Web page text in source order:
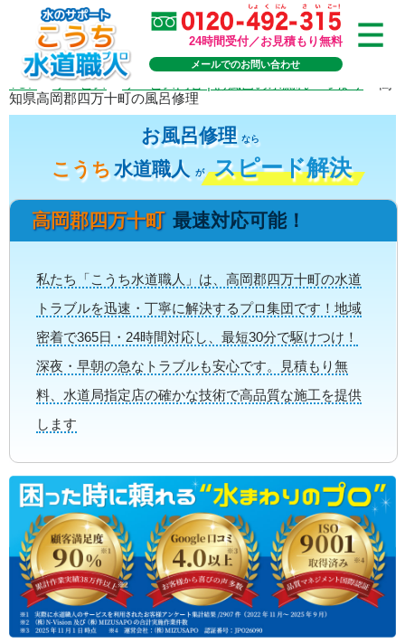
24時間受付／お見積もり無料
メールでのお問い合わせ
TOP>サービス> サービス内容 | お風呂の水漏れ・つまり
知県高岡郡四万十町の風呂修理
お風呂修理 なら
こうち水道職人 が スピード解決
高岡郡四万十町 最速対応可能！
私たち「こうち水道職人」は、高岡郡四万十町の水道
トラブルを迅速・丁寧に解決するプロ集団です！地域
密着で365日・24時間対応し、最短30分で駆けつけ！
深夜・早朝の急なトラブルも安心です。見積もり無
料、水道局指定店の確かな技術で高品質な施工を提供
します